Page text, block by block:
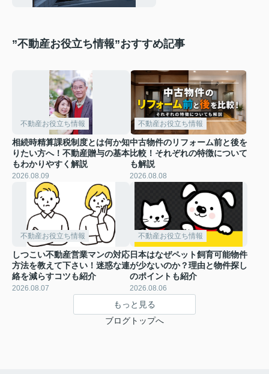
”不動産お役立ち情報”おすすめ記事
不動産お役立ち情報
相続時精算課税制度とは何か知
りたい方へ！不動産贈与の基本
もわかりやすく解説
2026.08.09
不動産お役立ち情報
中古物件のリフォーム前と後を
比較！それぞれの特徴について
も解説
2026.08.08
不動産お役立ち情報
しつこい不動産営業マンの対応
方法を教えて下さい！迷惑な連
絡を減らすコツも紹介
2026.08.07
不動産お役立ち情報
日本はなぜペット飼育可能物件
が少ないのか？理由と物件探し
のポイントも紹介
2026.08.06
もっと見る
ブログトップへ